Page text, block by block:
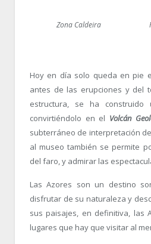
Zona Caldeira
Hoy en día solo queda en pie
antes de las erupciones y del
estructura, se ha
convirtiéndolo en el Volcán
subterráneo de interpretación
al museo también se permite
del faro, y admirar las
Las Azores son un destino
disfrutar de su naturaleza y
sus paisajes, en definitiva, las
lugares que hay que visitar al